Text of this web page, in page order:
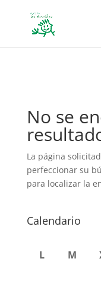
No se
La página
perfeccionar su
para localizar la
Calendario
L M